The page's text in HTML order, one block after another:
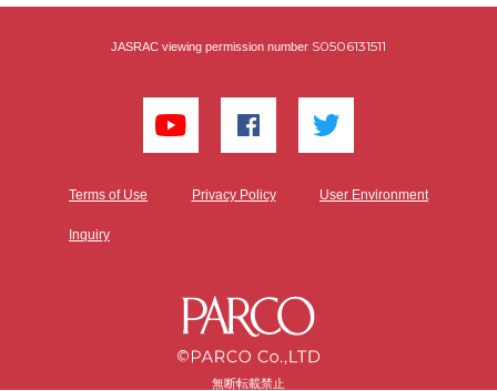
JASRAC viewing permission number S0506131511
Terms of Use Privacy Policy User Environment
Inquiry
無断転載禁止